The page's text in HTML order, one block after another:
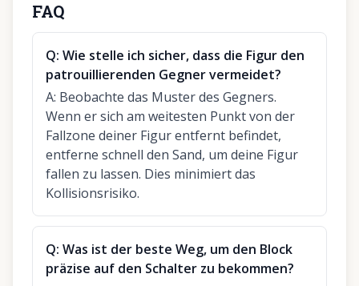
FAQ
Q: Wie stelle ich sicher, dass die Figur den
patrouillierenden Gegner vermeidet?
A: Beobachte das Muster des Gegners.
Wenn er sich am weitesten Punkt von der
Fallzone deiner Figur entfernt befindet,
entferne schnell den Sand, um deine Figur
fallen zu lassen. Dies minimiert das
Kollisionsrisiko.
Q: Was ist der beste Weg, um den Block
präzise auf den Schalter zu bekommen?